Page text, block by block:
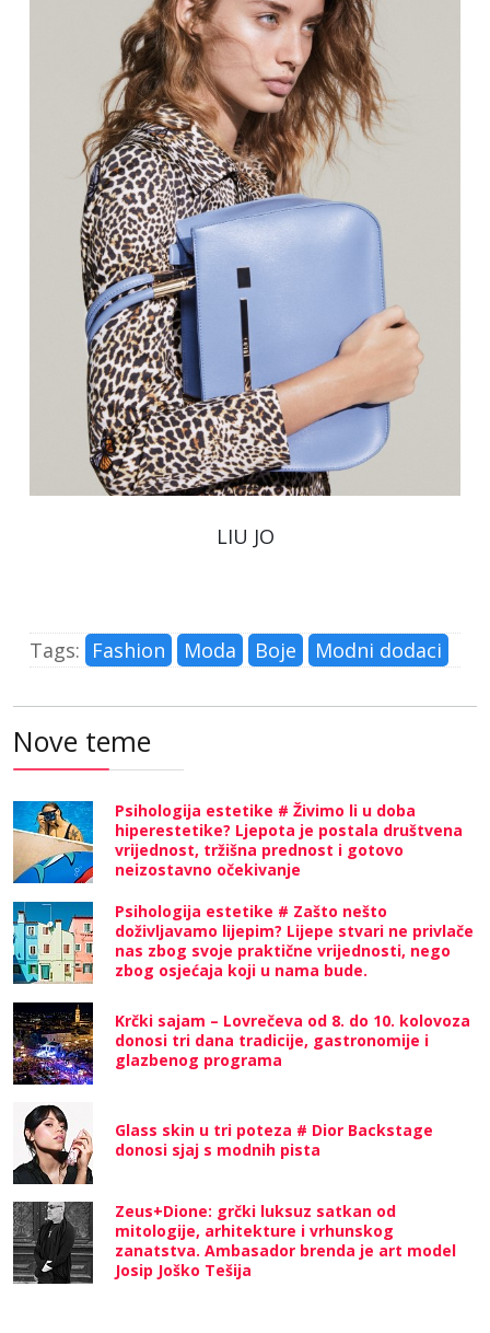
LIU JO
Tags: Fashion Moda Boje Modni dodaci
Nove teme
Psihologija estetike # Živimo li u doba
hiperestetike? Ljepota je postala društvena
vrijednost, tržišna prednost i gotovo
neizostavno očekivanje
Psihologija estetike # Zašto nešto
doživljavamo lijepim? Lijepe stvari ne privlače
nas zbog svoje praktične vrijednosti, nego
zbog osjećaja koji u nama bude.
Krčki sajam – Lovrečeva od 8. do 10. kolovoza
donosi tri dana tradicije, gastronomije i
glazbenog programa
Glass skin u tri poteza # Dior Backstage
donosi sjaj s modnih pista
Zeus+Dione: grčki luksuz satkan od
mitologije, arhitekture i vrhunskog
zanatstva. Ambasador brenda je art model
Josip Joško Tešija